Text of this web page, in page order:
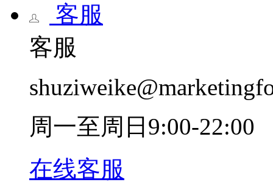
客服
客服
周一至周日9:00-22:00
在线客服